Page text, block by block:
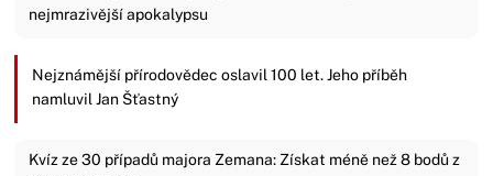
nejmrazivější apokalypsu
Nejznámější přírodovědec oslavil 100 let. Jeho příběh
namluvil Jan Šťastný
Kvíz ze 30 případů majora Zemana: Získat méně než 8 bodů z